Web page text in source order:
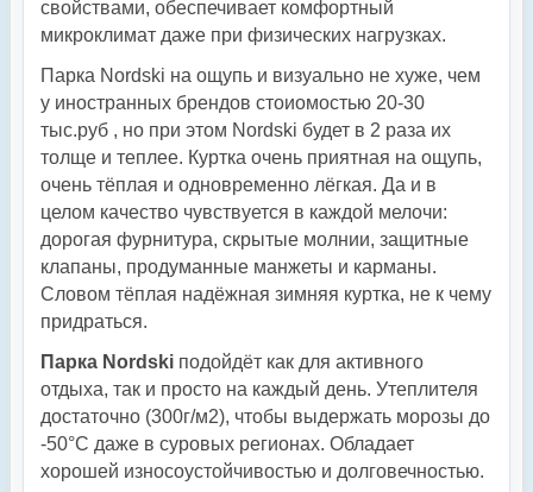
свойствами, обеспечивает комфортный
микроклимат даже при физических нагрузках.
Парка Nordski на ощупь и визуально не хуже, чем
у иностранных брендов стоиомостью 20-30
тыс.руб , но при этом Nordski будет в 2 раза их
толще и теплее. Куртка очень приятная на ощупь,
очень тёплая и одновременно лёгкая. Да и в
целом качество чувствуется в каждой мелочи:
дорогая фурнитура, скрытые молнии, защитные
клапаны, продуманные манжеты и карманы.
Словом тёплая надёжная зимняя куртка, не к чему
придраться.
Парка Nordski подойдёт как для активного
отдыха, так и просто на каждый день. Утеплителя
достаточно (300г/м2), чтобы выдержать морозы до
-50°С даже в суровых регионах. Обладает
хорошей износоустойчивостью и долговечностью.